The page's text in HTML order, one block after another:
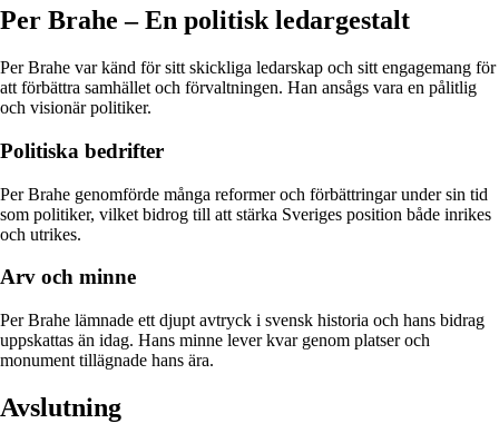
Per Brahe – En politisk ledargestalt
Per Brahe var känd för sitt skickliga ledarskap och sitt engagemang för
att förbättra samhället och förvaltningen. Han ansågs vara en pålitlig
och visionär politiker.
Politiska bedrifter
Per Brahe genomförde många reformer och förbättringar under sin tid
som politiker, vilket bidrog till att stärka Sveriges position både inrikes
och utrikes.
Arv och minne
Per Brahe lämnade ett djupt avtryck i svensk historia och hans bidrag
uppskattas än idag. Hans minne lever kvar genom platser och
monument tillägnade hans ära.
Avslutning